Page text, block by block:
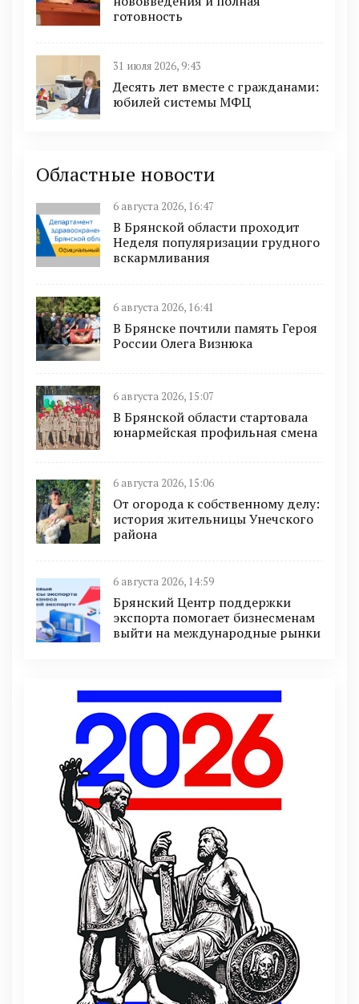
готовность
31 июля 2026, 9:43
Десять лет вместе с гражданами:
юбилей системы МФЦ
Областные новости
6 августа 2026, 16:47
В Брянской области проходит
Неделя популяризации грудного
вскармливания
6 августа 2026, 16:41
В Брянске почтили память Героя
России Олега Визнюка
6 августа 2026, 15:07
В Брянской области стартовала
юнармейская профильная смена
6 августа 2026, 15:06
От огорода к собственному делу:
история жительницы Унечского
района
6 августа 2026, 14:59
Брянский Центр поддержки
экспорта помогает бизнесменам
выйти на международные рынки